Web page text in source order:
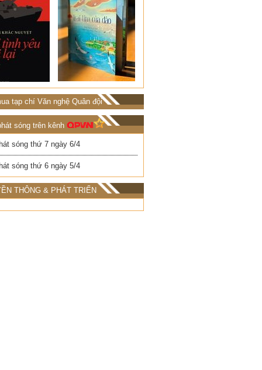
tạp chí Văn nghệ Quân đội
sóng trên kênh
sóng thứ 7 ngày 6/4
sóng thứ 6 ngày 5/4
THÔNG & PHÁT TRIỂN